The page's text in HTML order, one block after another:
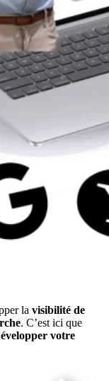
la visibilité de
. C’est ici que
votre